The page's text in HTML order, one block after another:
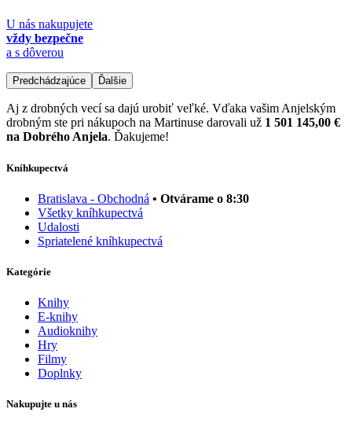
U nás nakupujete
vždy bezpečne
a s dôverou
Predchádzajúce Ďalšie
Aj z drobných vecí sa dajú urobiť veľké. Vďaka vašim Anjelským
drobným ste pri nákupoch na Martinuse darovali už 1 501 145,00 €
na Dobrého Anjela. Ďakujeme!
Kníhkupectvá
Bratislava - Obchodná • Otvárame o 8:30
Všetky kníhkupectvá
Udalosti
Spriatelené kníhkupectvá
Kategórie
Knihy
E-knihy
Audioknihy
Hry
Filmy
Doplnky
Nakupujte u nás